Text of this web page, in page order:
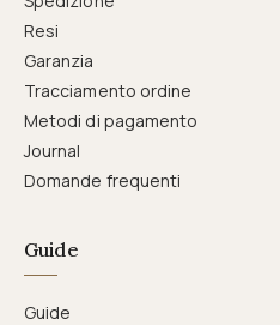
Resi
Garanzia
Tracciamento ordine
Metodi di pagamento
Journal
Domande frequenti
Guide
Guide